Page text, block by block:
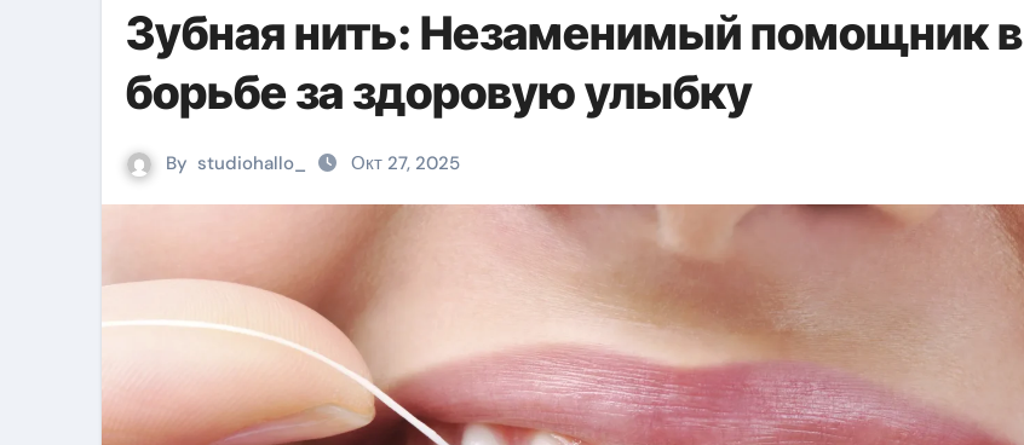
Зубная нить: Незаменимый помощник в
борьбе за здоровую улыбку
By studiohallo_ Окт 27, 2025